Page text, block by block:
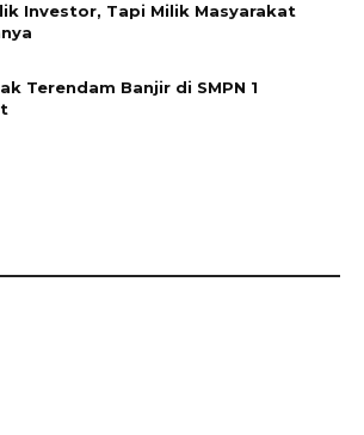
Investor, Tapi Milik Masyarakat
Terendam Banjir di SMPN 1